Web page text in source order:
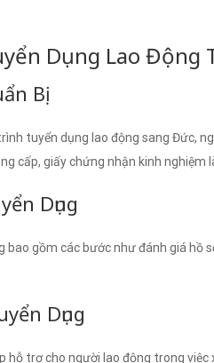
Dụng Lao Động
Bị
tuyển dụng lao động sang Đức,
cấp, giấy chứng nhận kinh nghiệm
Dụng
bao gồm các bước như đánh giá hồ
Dụng
hỗ trợ cho người lao động trong việc